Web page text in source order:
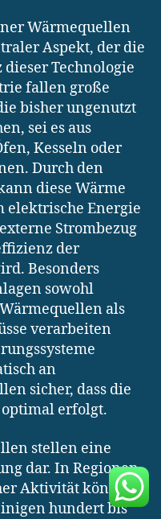
Wärmequellen
Aspekt, der die
Technologie
fallen große
bisher ungenutzt
sei es aus
Kesseln oder
Durch den
diese Wärme
elektrische Energie
Strombezug
der
Besonders
sowohl
als
verarbeiten
an
sicher, dass die
erfolgt.
stellen eine
dar. In Regionen
Aktivität können
hundert bis